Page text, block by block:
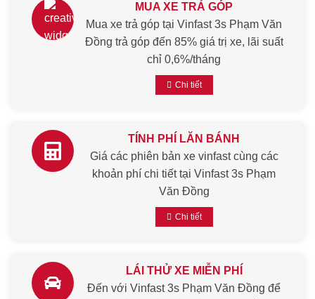
MUA XE TRẢ GÓP
Mua xe trả góp tại Vinfast 3s Phạm Văn
Đồng trả góp đến 85% giá trị xe, lãi suất
chỉ 0,6%/tháng
Chi tiết
TÍNH PHÍ LĂN BÁNH
Giá các phiên bản xe vinfast cùng các
khoản phí chi tiết tại Vinfast 3s Phạm
Văn Đồng
Chi tiết
LÁI THỬ XE MIỄN PHÍ
Đến với Vinfast 3s Phạm Văn Đồng để